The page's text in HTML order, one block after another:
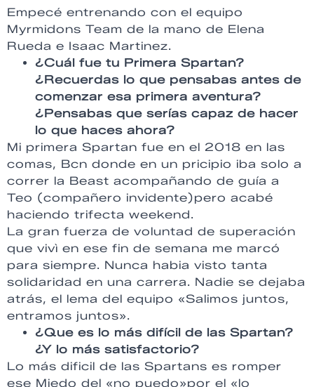
Empecé entrenando con el equipo
Myrmidons Team de la mano de Elena
Rueda e Isaac Martinez.
¿Cuál fue tu Primera Spartan?
¿Recuerdas lo que pensabas antes de
comenzar esa primera aventura?
¿Pensabas que serías capaz de hacer
lo que haces ahora?
Mi primera Spartan fue en el 2018 en las
comas, Bcn donde en un pricipio iba solo a
correr la Beast acompañando de guía a
Teo (compañero invidente)pero acabé
haciendo trifecta weekend.
La gran fuerza de voluntad de superación
que vivì en ese fin de semana me marcó
para siempre. Nunca habia visto tanta
solidaridad en una carrera. Nadie se dejaba
atrás, el lema del equipo «Salimos juntos,
entramos juntos».
¿Que es lo más difícil de las Spartan?
¿Y lo más satisfactorio?
Lo más dificil de las Spartans es romper
ese Miedo del «no puedo»por el «lo